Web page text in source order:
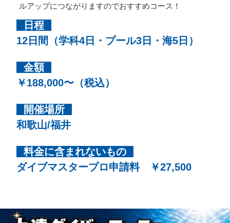
ルアップにつながりますのでおすすめコース！
日程
12日間（学科4日・プール3日・海5日）
金額
￥188,000〜（税込）
開催場所
和歌山/福井
料金に含まれないもの
ダイブマスタープロ申請料 ￥27,500